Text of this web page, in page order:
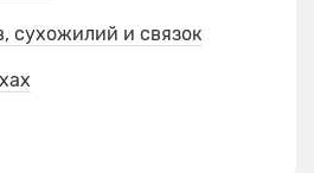
сухожилий и связок